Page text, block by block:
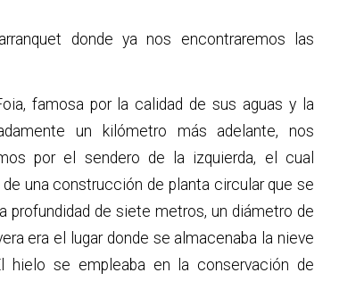
donde ya nos encontraremos las
famosa por la calidad de sus aguas y la
un kilómetro más adelante, nos
por el sendero de la izquierda, el cual
una construcción de planta circular que se
profundidad de siete metros, un diámetro de
era el lugar donde se almacenaba la nieve
hielo se empleaba en la conservación de